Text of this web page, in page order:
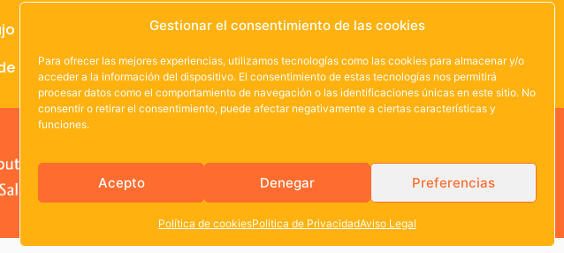
Gestionar el consentimiento de las cookies
Para ofrecer las mejores experiencias, utilizamos tecnologías como las cookies para almacenar y/o
acceder a la información del dispositivo. El consentimiento de estas tecnologías nos permitirá
procesar datos como el comportamiento de navegación o las identificaciones únicas en este sitio. No
consentir o retirar el consentimiento, puede afectar negativamente a ciertas características y
funciones.
Acepto Denegar Preferencias
Política de cookiesPolitica de PrivacidadAviso Legal
de Castilla y León
Cookies